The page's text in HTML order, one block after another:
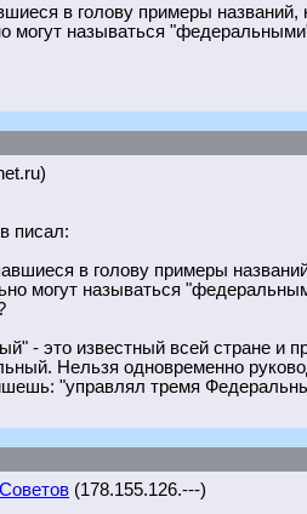
в голову примеры названий,
могут называться
писал:
в голову примеры
могут называться
- это известный всей стране и
Нельзя одновременно
"управлял тремя
(178.155.126.---)